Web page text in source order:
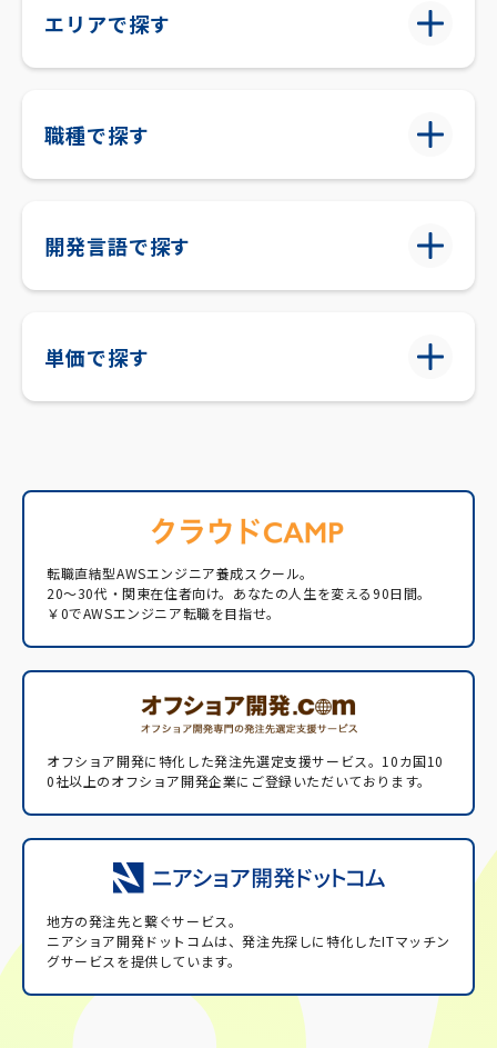
エリアで探す
職種で探す
開発言語で探す
単価で探す
転職直結型AWSエンジニア養成スクール。
20〜30代・関東在住者向け。あなたの人生を変える90日間。
￥0でAWSエンジニア転職を目指せ。
オフショア開発に特化した発注先選定支援サービス。 10カ国10
0社以上のオフショア開発企業にご登録いただいております。
地方の発注先と繋ぐサービス。
ニアショア開発ドットコムは、発注先探しに特化したITマッチン
グサービスを提供しています。